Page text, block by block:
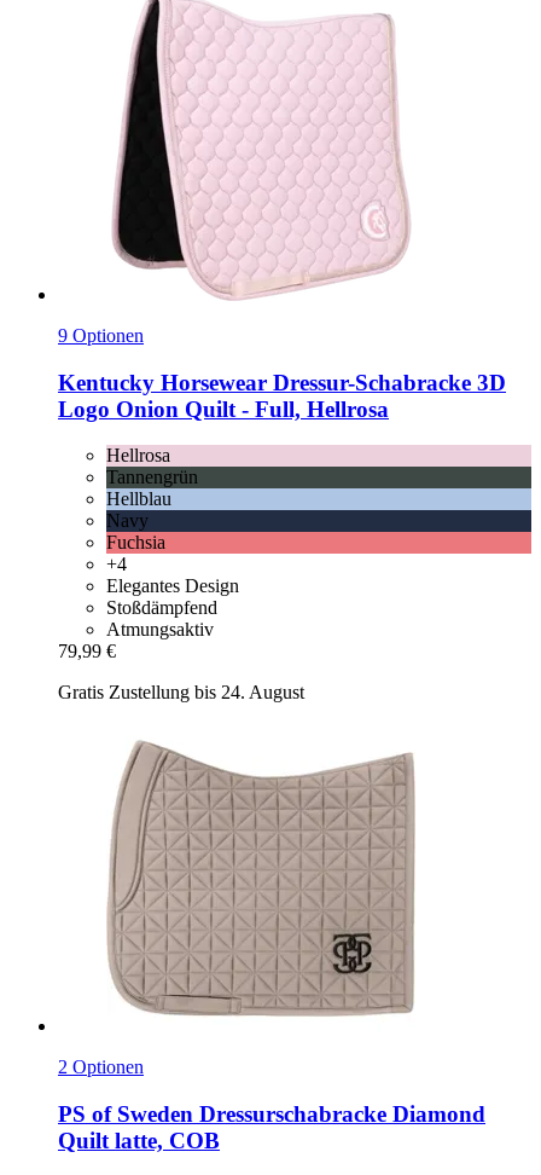
9 Optionen
Kentucky Horsewear Dressur-​Schabracke 3D
Logo Onion Quilt -​ Full, Hellrosa
Hellrosa
Tannengrün
Hellblau
Navy
Fuchsia
+4
Elegantes Design
Stoßdämpfend
Atmungsaktiv
79,99 €
Gratis Zustellung bis 24. August
2 Optionen
PS of Sweden Dressurschabracke Diamond
Quilt latte, COB